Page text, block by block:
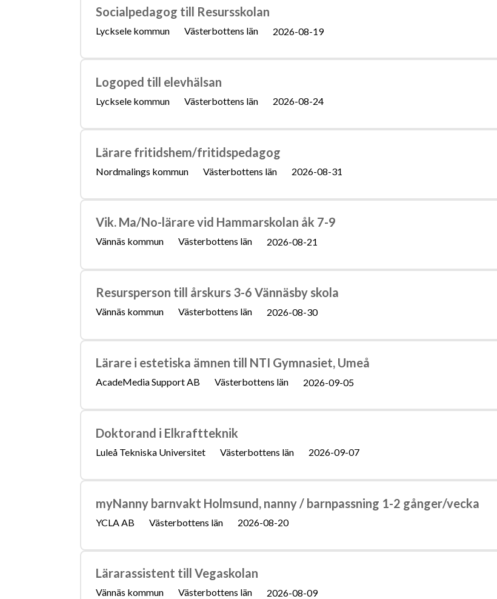
Socialpedagog till Resursskolan
Lycksele kommun Västerbottens län 2026-08-19
Logoped till elevhälsan
Lycksele kommun Västerbottens län 2026-08-24
Lärare fritidshem/fritidspedagog
Nordmalings kommun Västerbottens län 2026-08-31
Vik. Ma/No-lärare vid Hammarskolan åk 7-9
Vännäs kommun Västerbottens län 2026-08-21
Resursperson till årskurs 3-6 Vännäsby skola
Vännäs kommun Västerbottens län 2026-08-30
Lärare i estetiska ämnen till NTI Gymnasiet, Umeå
AcadeMedia Support AB Västerbottens län 2026-09-05
Doktorand i Elkraftteknik
Luleå Tekniska Universitet Västerbottens län 2026-09-07
myNanny barnvakt Holmsund, nanny / barnpassning 1-2 gånger/vecka
YCLA AB Västerbottens län 2026-08-20
Lärarassistent till Vegaskolan
Vännäs kommun Västerbottens län 2026-08-09